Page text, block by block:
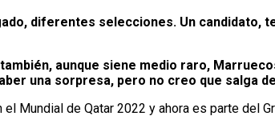
diferentes selecciones. Un candidato,
aunque siene medio raro,
una sorpresa, pero no creo que salga
Mundial de Qatar 2022 y ahora es parte del